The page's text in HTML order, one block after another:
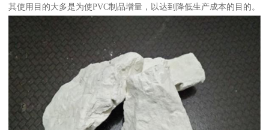
其使用目的大多是为使PVC制品增量，以达到降低生产成本的目的。